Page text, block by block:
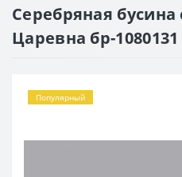
Серебряная
Царевна бр-1080131
Популярный